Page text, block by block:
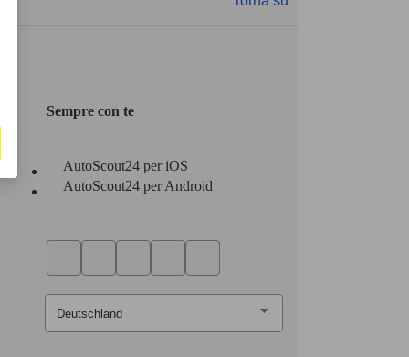
Sempre con te
AutoScout24 per iOS
AutoScout24 per Android